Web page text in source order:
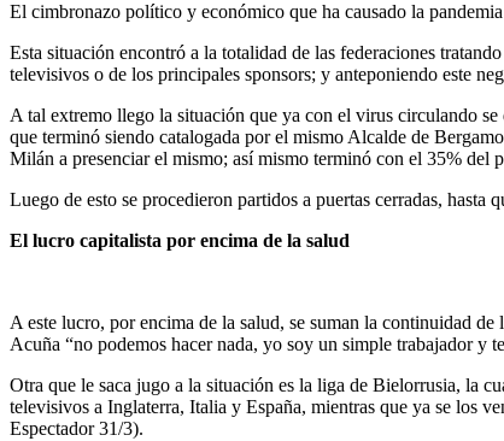
El cimbronazo político y económico que ha causado la
Esta situación encontró a la totalidad de las federaciones
televisivos o de los principales sponsors; y anteponiendo este
A tal extremo llego la situación que ya con el virus circulando
que terminó siendo catalogada por el mismo Alcalde de
Milán a presenciar el mismo; así mismo terminó con el 35% del
Luego de esto se procedieron partidos a puertas cerradas,
El lucro capitalista por encima de la salud
A este lucro, por encima de la salud, se suman la continuidad
Acuña “no podemos hacer nada, yo soy un simple trabajador y
Otra que le saca jugo a la situación es la liga de Bielorrusia, la
televisivos a Inglaterra, Italia y España, mientras que ya se los
Espectador 31/3).